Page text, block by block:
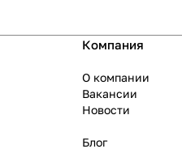
Компания
О компании
Вакансии
Новости
Блог